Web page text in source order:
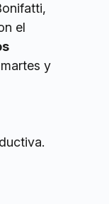
el
y